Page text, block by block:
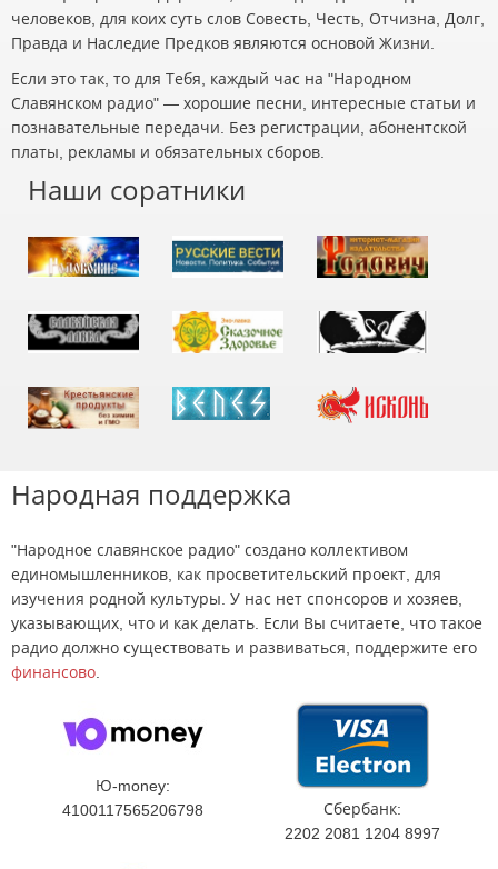
человеков, для коих суть слов Совесть, Честь, Отчизна, Долг,
Правда и Наследие Предков являются основой Жизни.
Если это так, то для Тебя, каждый час на "Народном
Славянском радио" — хорошие песни, интересные статьи и
познавательные передачи. Без регистрации, абонентской
платы, рекламы и обязательных сборов.
Наши соратники
Народная поддержка
"Народное славянское радио" создано коллективом
единомышленников, как просветительский проект, для
изучения родной культуры. У нас нет спонсоров и хозяев,
указывающих, что и как делать. Если Вы считаете, что такое
радио должно существовать и развиваться, поддержите его
финансово
Ю-money:
4100117565206798
Сбербанк:
2202 2081 1204 8997